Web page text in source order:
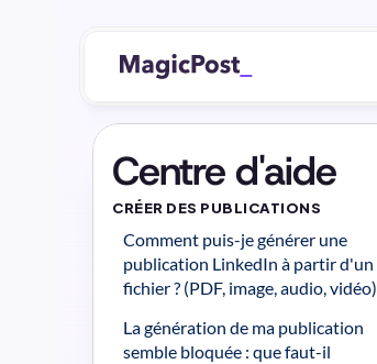
Centre d'aide
CRÉER DES PUBLICATIONS
Comment puis-je générer une
publication LinkedIn à partir d'un
fichier ? (PDF, image, audio, vidéo)
La génération de ma publication
semble bloquée : que faut-il